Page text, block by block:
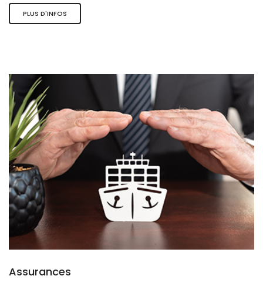
PLUS D'INFOS
Assurances